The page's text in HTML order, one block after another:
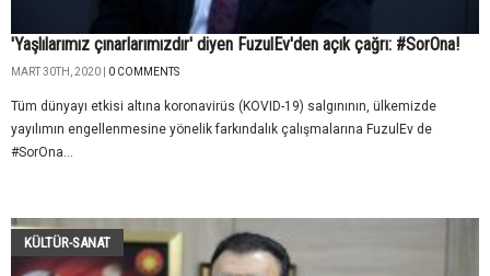
'Yaşlılarımız çınarlarımızdır' diyen FuzulEv'den açık çağrı: #SorOna!
MART 30TH, 2020 | 0 COMMENTS
Tüm dünyayı etkisi altına koronavirüs (KOVID-19) salgınının, ülkemizde
yayılımın engellenmesine yönelik farkındalık çalışmalarına FuzulEv de
#SorOna...
KÜLTÜR-SANAT